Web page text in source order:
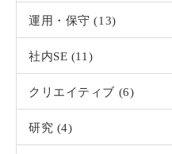
運用・保守 (13)
社内SE (11)
クリエイティブ (6)
研究 (4)